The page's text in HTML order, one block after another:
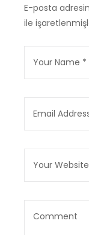
E-posta
ile